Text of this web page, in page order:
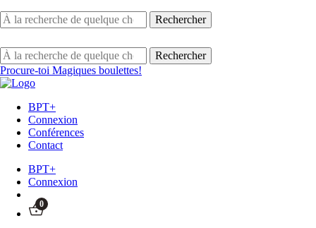
Procure-toi Magiques boulettes!
BPT+
Connexion
Conférences
Contact
BPT+
Connexion
0